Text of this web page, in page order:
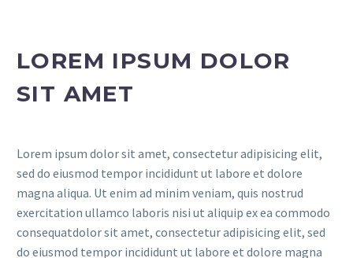
LOREM IPSUM DOLOR
SIT AMET
Lorem ipsum dolor sit amet, consectetur adipisicing elit,
sed do eiusmod tempor incididunt ut labore et dolore
magna aliqua. Ut enim ad minim veniam, quis nostrud
exercitation ullamco laboris nisi ut aliquip ex ea commodo
consequatdolor sit amet, consectetur adipisicing elit, sed
do eiusmod tempor incididunt ut labore et dolore magna